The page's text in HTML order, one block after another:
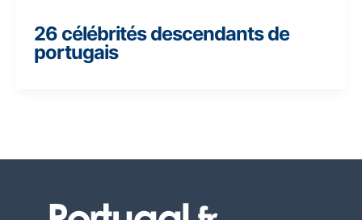
26 célébrités descendants de
portugais